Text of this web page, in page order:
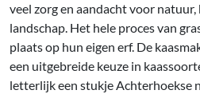
veel zorg en aandacht voor
landschap. Het hele proces van
plaats op hun eigen erf. De
een uitgebreide keuze in
letterlijk een stukje Achterhoekse